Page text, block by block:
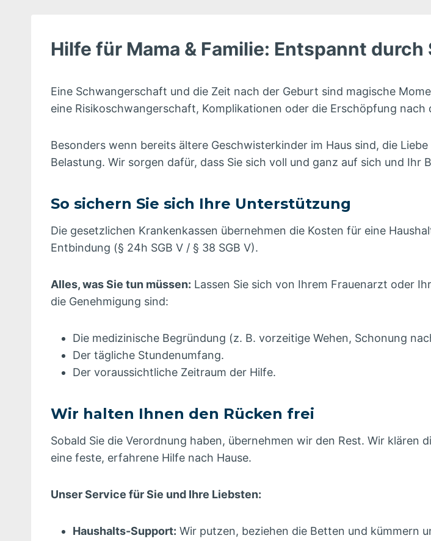
Hilfe für Mama & Familie: Entspannt
Eine Schwangerschaft und die Zeit nach der Geburt sind magische
eine Risikoschwangerschaft, Komplikationen oder die Erschöpfung
Besonders wenn bereits ältere Geschwisterkinder im Haus sind, die
Belastung. Wir sorgen dafür, dass Sie sich voll und ganz auf sich und Ihr
So sichern Sie sich Ihre Unterstützung
Die gesetzlichen Krankenkassen übernehmen die Kosten für eine
Entbindung (§ 24h SGB V / § 38 SGB V).
Alles, was Sie tun müssen: Lassen Sie sich von Ihrem Frauenarzt oder
die Genehmigung sind:
Die medizinische Begründung (z. B. vorzeitige Wehen, Schonung
Der tägliche Stundenumfang.
Der voraussichtliche Zeitraum der Hilfe.
Wir halten Ihnen den Rücken frei
Sobald Sie die Verordnung haben, übernehmen wir den Rest. Wir
eine feste, erfahrene Hilfe nach Hause.
Unser Service für Sie und Ihre Liebsten:
Haushalts-Support: Wir putzen, beziehen die Betten und kümmern